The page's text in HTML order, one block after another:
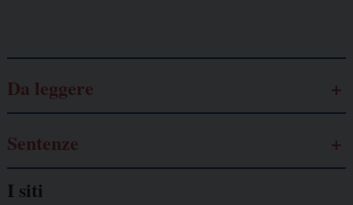
Da leggere
Sentenze
I siti